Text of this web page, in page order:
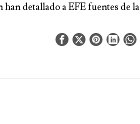
han detallado a EFE fuentes de la